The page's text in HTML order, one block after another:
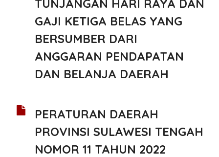
TUNJANGAN HARI RAYA DAN
GAJI KETIGA BELAS YANG
BERSUMBER DARI
ANGGARAN PENDAPATAN
DAN BELANJA DAERAH
PERATURAN DAERAH
PROVINSI SULAWESI TENGAH
NOMOR 11 TAHUN 2022